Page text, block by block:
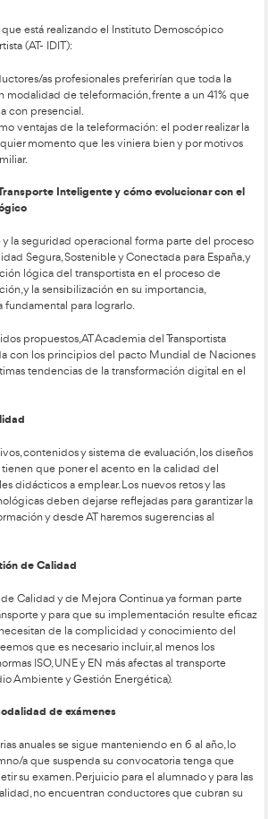
y observaciones sobre este Proyecto
poner al transportista en el centro de
lanzado al Ministerio nuestras
diario con empresas y
para la mejora de una actividad
país.
de
en el siglo
como protagonista de su formación
vida familiar y laboral debe abordarse
su entorno familiar y los periodos de
cubrir las 35 horas obligatorias se
suelen sacrificarse de su descanso y de
permitía que hasta 12 de esas 35 horas